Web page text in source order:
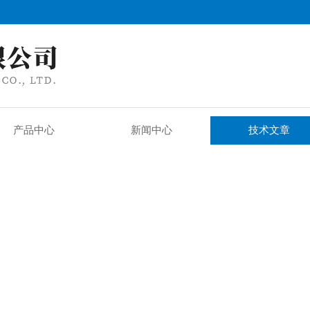
产品中心 新闻中心 技术文章